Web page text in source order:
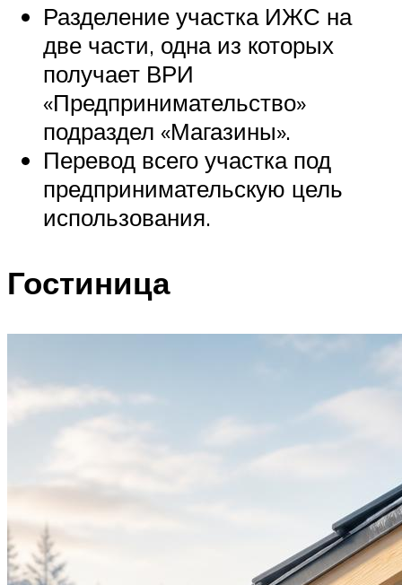
Разделение участка ИЖС на
две части, одна из которых
получает ВРИ
«Предпринимательство»
подраздел «Магазины».
Перевод всего участка под
предпринимательскую цель
использования.
Гостиница